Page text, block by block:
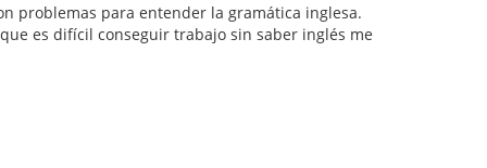
problemas para entender la gramática inglesa.
es difícil conseguir trabajo sin saber inglés me